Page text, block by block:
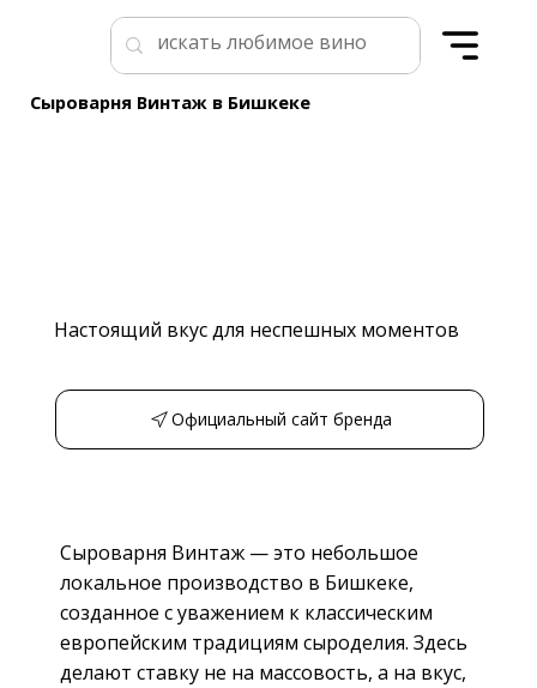
Сыроварня Винтаж в Бишкеке
Настоящий вкус для неспешных моментов
Официальный сайт бренда
Сыроварня Винтаж — это небольшое
локальное производство в Бишкеке,
созданное с уважением к классическим
европейским традициям сыроделия. Здесь
делают ставку не на массовость, а на вкус,